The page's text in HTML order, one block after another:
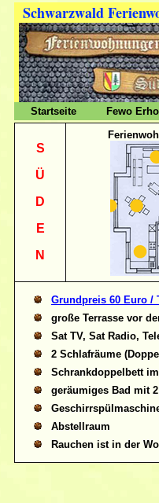
Schwarzwald
Startseite Fewo
S
Ü
D
E
N
Grundpreis 60 Euro /
große Terrasse vor
Sat TV, Sat Radio,
2 Schlafräume
Schrankdoppelbett
geräumiges Bad mit 2
Abstellraum
Rauchen ist in der